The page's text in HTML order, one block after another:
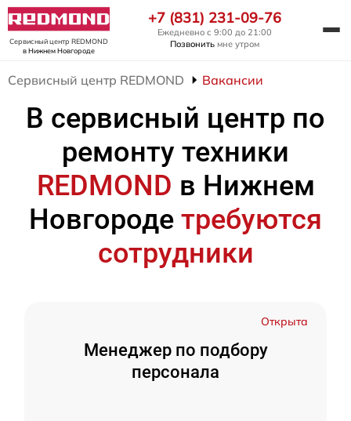
Сервисный центр REDMOND
в Нижнем Новгороде
+7 (831) 231-09-76
Ежедневно с 9:00 до 21:00
Позвонить мне утром
Сервисный центр REDMOND Вакансии
В сервисный центр по
ремонту техники
REDMOND в Нижнем
Новгороде требуются
сотрудники
Открыта
Менеджер по подбору
персонала